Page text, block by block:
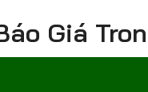
Giá